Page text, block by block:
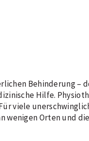
Behinderung –
Hilfe.
viele
wenigen Orten und